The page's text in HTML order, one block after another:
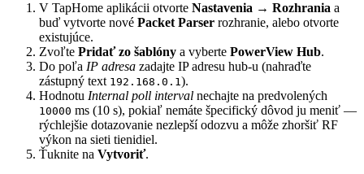
V TapHome aplikácii otvorte Nastavenia → Rozhrania a
buď vytvorte nové Packet Parser rozhranie, alebo otvorte
existujúce.
Zvoľte Pridať zo šablóny a vyberte PowerView Hub.
Do poľa IP adresa zadajte IP adresu hub-u (nahraďte
zástupný text 192.168.0.1).
Hodnotu Internal poll interval nechajte na predvolených
10000 ms (10 s), pokiaľ nemáte špecifický dôvod ju meniť —
rýchlejšie dotazovanie nezlepší odozvu a môže zhoršiť RF
výkon na sieti tienidiel.
Ťuknite na Vytvoriť.